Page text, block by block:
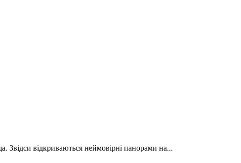
Звідси відкриваються неймовірні панорами на...